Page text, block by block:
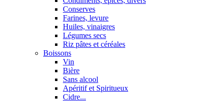
Conserves
Farines, levure
Huiles, vinaigres
Légumes secs
Riz pâtes et céréales
Boissons
Vin
Bière
Sans alcool
Apéritif et Spiritueux
Cidre...